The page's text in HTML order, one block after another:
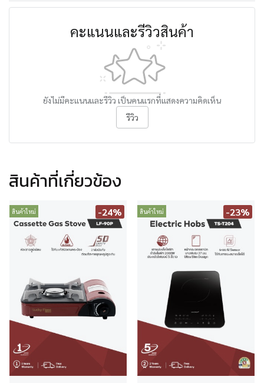
คะแนนและรีวิวสินค้า
ยังไม่มีคะแนนและรีวิว เป็นคนแรกที่แสดงความคิดเห็น
รีวิว
สินค้าที่เกี่ยวข้อง
สินค้าใหม่ -24% สินค้าใหม่ -23%